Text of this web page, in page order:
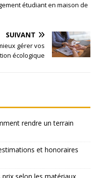
étudiant en maison de
SUIVANT
gérer vos
écologique
rendre un terrain
et honoraires